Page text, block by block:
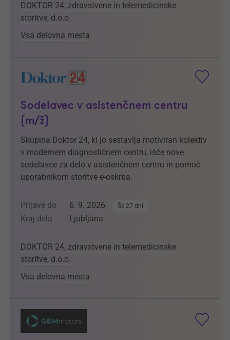
DOKTOR 24, zdravstvene in telemedicinske
storitve, d.o.o.
Vsa delovna mesta
Sodelavec v asistenčnem centru
(m/ž)
Skupina Doktor 24, ki jo sestavlja motiviran kolektiv
v modernem diagnostičnem centru, išče nove
sodelavce za delo v asistenčnem centru in pomoč
uporabnikom storitve e-oskrba.
Prijave do 6. 9. 2026 Še 27 dni
Kraj dela Ljubljana
DOKTOR 24, zdravstvene in telemedicinske
storitve, d.o.o.
Vsa delovna mesta